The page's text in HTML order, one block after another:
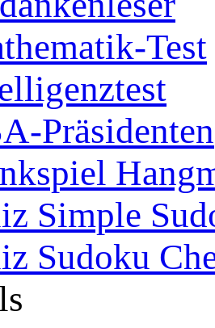
Test
Präsidenten
Simple
Sudoku